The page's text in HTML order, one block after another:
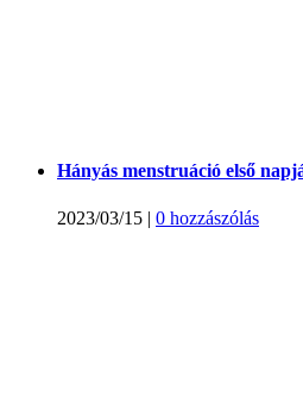
Hányás menstruáció első
2023/03/15 | 0 hozzászólás